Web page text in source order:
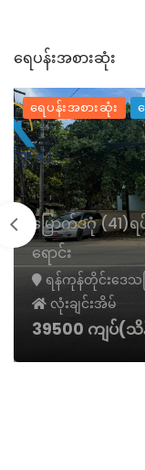
ရေပန်းအစားဆုံး
ရေပန်းအစားဆုံး
မြောက်ဒဂုံ
ရောင်း
ရန်ကုန်တိုင်းဒေသ
လုံးချင်းအိမ်
39500 ကျပ်(သိ